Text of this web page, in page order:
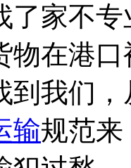
了家不
物在港
到我们
输规范